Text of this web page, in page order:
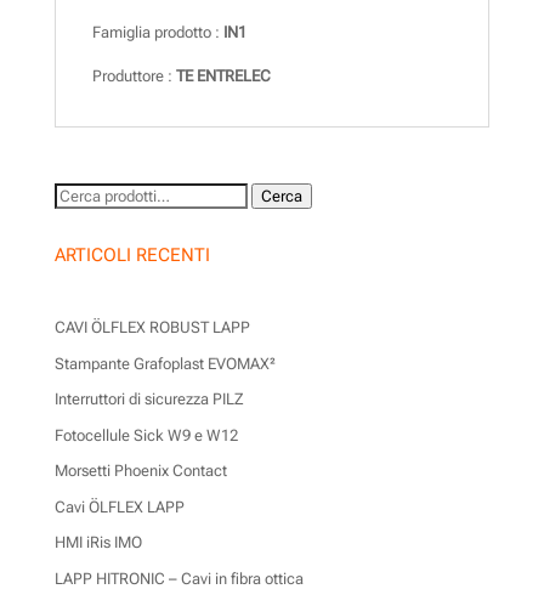
Famiglia prodotto : IN1
Produttore : TE ENTRELEC
Cerca: Cerca
ARTICOLI RECENTI
CAVI ÖLFLEX ROBUST LAPP
Stampante Grafoplast EVOMAX²
Interruttori di sicurezza PILZ
Fotocellule Sick W9 e W12
Morsetti Phoenix Contact
Cavi ÖLFLEX LAPP
HMI iRis IMO
LAPP HITRONIC – Cavi in fibra ottica